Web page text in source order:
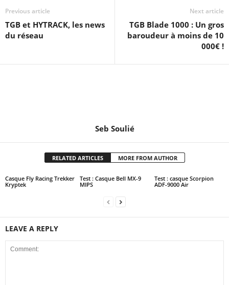
Previous article
TGB et HYTRACK, les news
du réseau
Next article
TGB Blade 1000 : Un gros
baroudeur à moins de 10
000€ !
Seb Soulié
RELATED ARTICLES MORE FROM AUTHOR
Casque Fly Racing Trekker
Kryptek
Test : Casque Bell MX-9
MIPS
Test : casque Scorpion
ADF-9000 Air
LEAVE A REPLY